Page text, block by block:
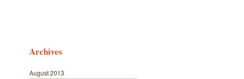
Archives
August 2013